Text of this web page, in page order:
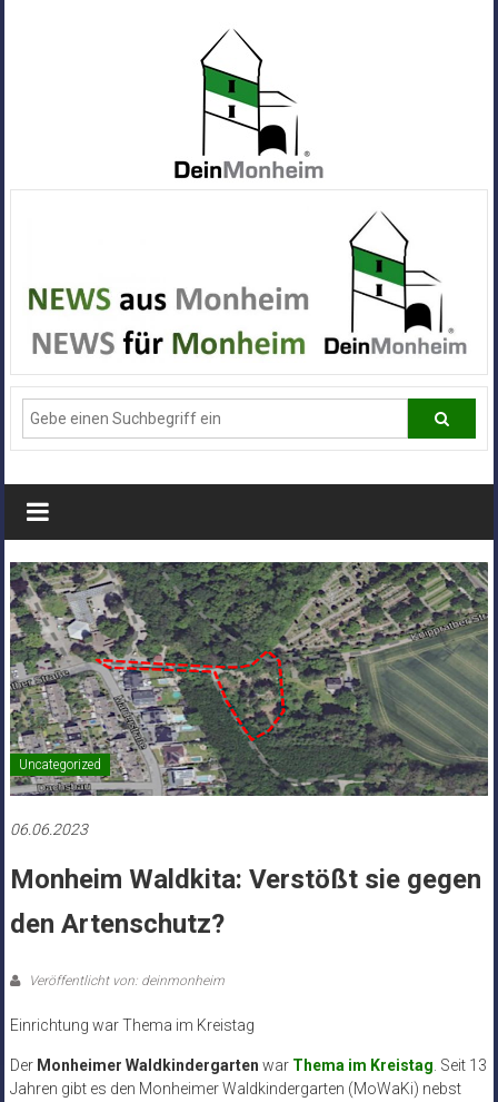
Alle
News
aus
Deiner
Stadt
Monheim
Uncategorized
06.06.2023
Monheim Waldkita: Verstößt sie gegen
den Artenschutz?
Veröffentlicht von: deinmonheim
Einrichtung war Thema im Kreistag
Der Monheimer Waldkindergarten war Thema im Kreistag . Seit 13
Jahren gibt es den Monheimer Waldkindergarten (MoWaKi) nebst